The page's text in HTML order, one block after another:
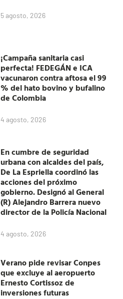
5 agosto, 2026
¡Campaña sanitaria casi
perfecta! FEDEGÁN e ICA
vacunaron contra aftosa el 99
% del hato bovino y bufalino
de Colombia
4 agosto, 2026
En cumbre de seguridad
urbana con alcaldes del país,
De La Espriella coordinó las
acciones del próximo
gobierno. Designó al General
(R) Alejandro Barrera nuevo
director de la Policía Nacional
4 agosto, 2026
Verano pide revisar Conpes
que excluye al aeropuerto
Ernesto Cortissoz de
inversiones futuras